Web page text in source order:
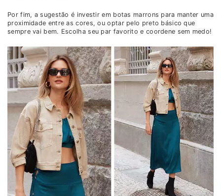
Por fim, a sugestão é investir em botas marrons para manter uma
proximidade entre as cores, ou optar pelo preto básico que
sempre vai bem. Escolha seu par favorito e coordene sem medo!